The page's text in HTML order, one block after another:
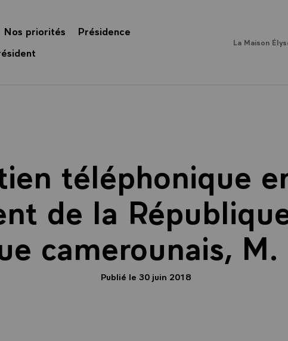
Nos priorités
Présidence
La Maison
téléphonique
de la
camerounais, M.
Publié le 30 juin 2018